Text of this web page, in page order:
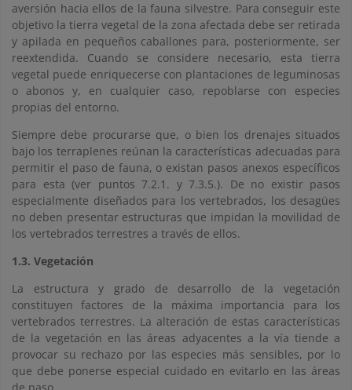
aversión hacia ellos de la fauna silvestre. Para conseguir este
objetivo la tierra vegetal de la zona afectada debe ser retirada
y apilada en pequeños caballones para, posteriormente, ser
reextendida. Cuando se considere necesario, esta tierra
vegetal puede enriquecerse con plantaciones de leguminosas
o abonos y, en cualquier caso, repoblarse con especies
propias del entorno.
Siempre debe procurarse que, o bien los drenajes situados
bajo los terraplenes reúnan la características adecuadas para
permitir el paso de fauna, o existan pasos anexos específicos
para esta (ver puntos 7.2.1. y 7.3.5.). De no existir pasos
especialmente diseñados para los vertebrados, los desagües
no deben presentar estructuras que impidan la movilidad de
los vertebrados terrestres a través de ellos.
1.3. Vegetación
La estructura y grado de desarrollo de la vegetación
constituyen factores de la máxima importancia para los
vertebrados terrestres. La alteración de estas características
de la vegetación en las áreas adyacentes a la vía tiende a
provocar su rechazo por las especies más sensibles, por lo
que debe ponerse especial cuidado en evitarlo en las áreas